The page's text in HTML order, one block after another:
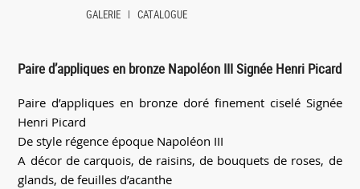
GALERIE CATALOGUE
Paire d’appliques en bronze Napoléon III Signée Henri Picard
Paire d’appliques en bronze doré finement ciselé Signée
Henri Picard
De style régence époque Napoléon III
A décor de carquois, de raisins, de bouquets de roses, de
glands, de feuilles d’acanthe